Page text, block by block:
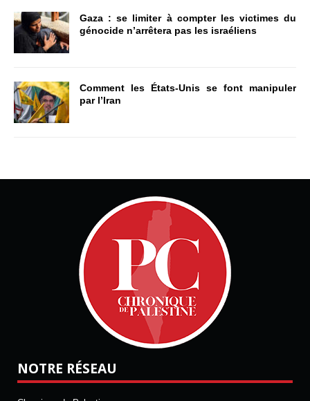
Gaza : se limiter à compter les victimes du
génocide n’arrêtera pas les israéliens
Comment les États-Unis se font manipuler
par l’Iran
NOTRE RÉSEAU